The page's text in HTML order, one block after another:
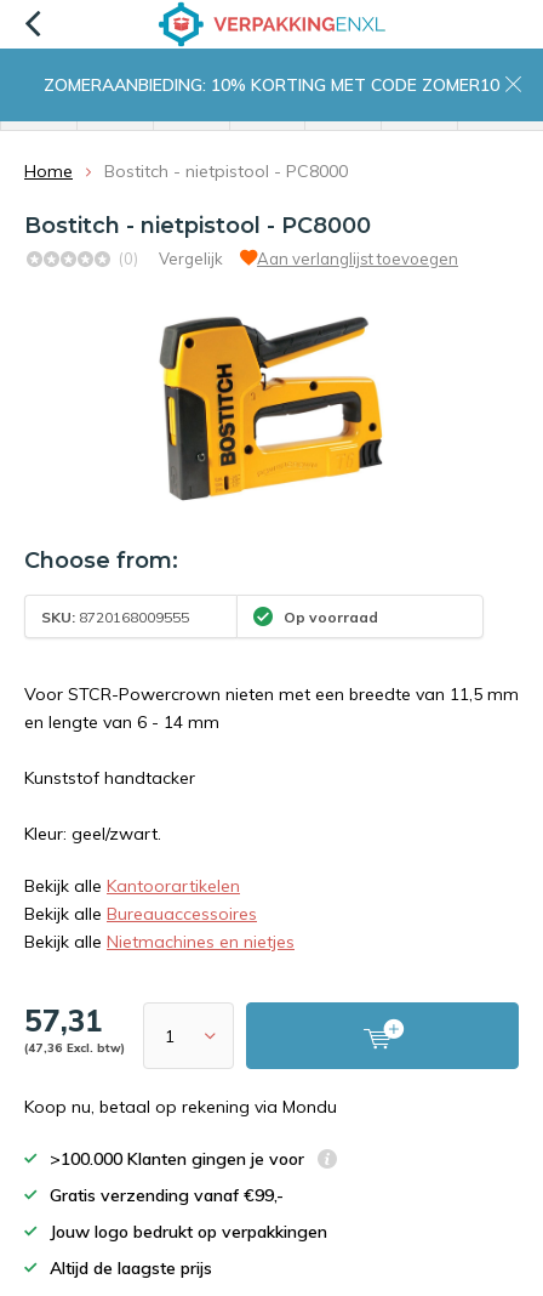
ZOMERAANBIEDING: 10% KORTING MET CODE ZOMER10
Home Bostitch - nietpistool - PC8000
Bostitch - nietpistool - PC8000
(0) Vergelijk Aan verlanglijst toevoegen
Choose from:
SKU: 8720168009555 Op voorraad
Voor STCR-Powercrown nieten met een breedte van 11,5 mm
en lengte van 6 - 14 mm
Kunststof handtacker
Kleur: geel/zwart.
Bekijk alle Kantoorartikelen
Bekijk alle Bureauaccessoires
Bekijk alle Nietmachines en nietjes
57,31
(47,36 Excl. btw)
Koop nu, betaal op rekening via Mondu
>100.000 Klanten gingen je voor
Gratis verzending vanaf €99,-
Jouw logo bedrukt op verpakkingen
Altijd de laagste prijs